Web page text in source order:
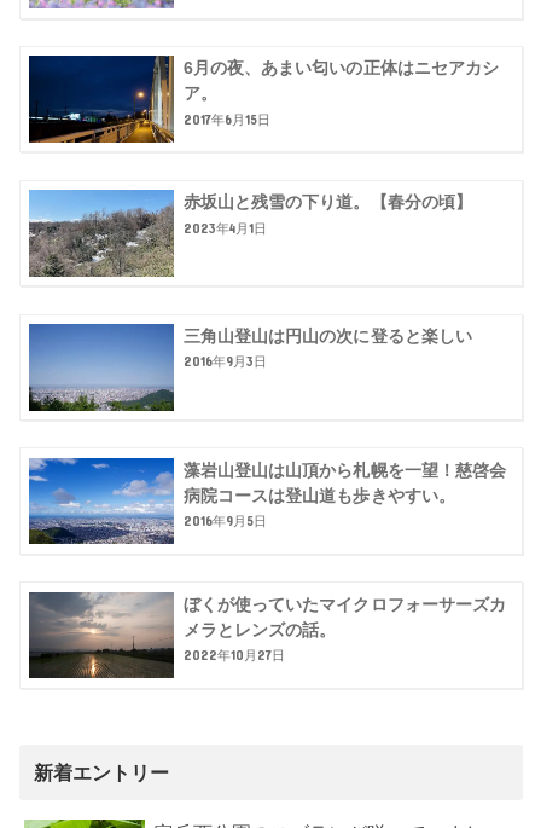
6月の夜、あまい匂いの正体はニセアカシ
ア。
2017年6月15日
赤坂山と残雪の下り道。【春分の頃】
2023年4月1日
三角山登山は円山の次に登ると楽しい
2016年9月3日
藻岩山登山は山頂から札幌を一望！慈啓会
病院コースは登山道も歩きやすい。
2016年9月5日
ぼくが使っていたマイクロフォーサーズカ
メラとレンズの話。
2022年10月27日
新着エントリー